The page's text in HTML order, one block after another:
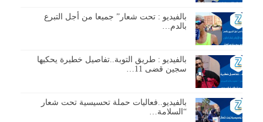
بالفيديو : تحت شعار” جميعا من أجل التبرع
بالدم…
بالفيديو : طريق التوبة..تفاصيل خطيرة يحكيها
سجين قضى 11…
بالفيديو..فعاليات حملة تحسيسية تحت شعار
“السلامة…